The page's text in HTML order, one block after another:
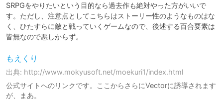
SRPGをやりたいという目的なら過去作も絶対やった方がいいで
す。ただし、注意点としてこちらはストーリー性のようなものはな
く、ひたすらに敵と戦っていくゲームなので、後述する百合要素は
皆無なので悪しからず。
もえくり
出典: http://www.mokyusoft.net/moekuri1/index.html
公式サイトへのリンクです。ここからさらにVectorに誘導されます
が、まあ。